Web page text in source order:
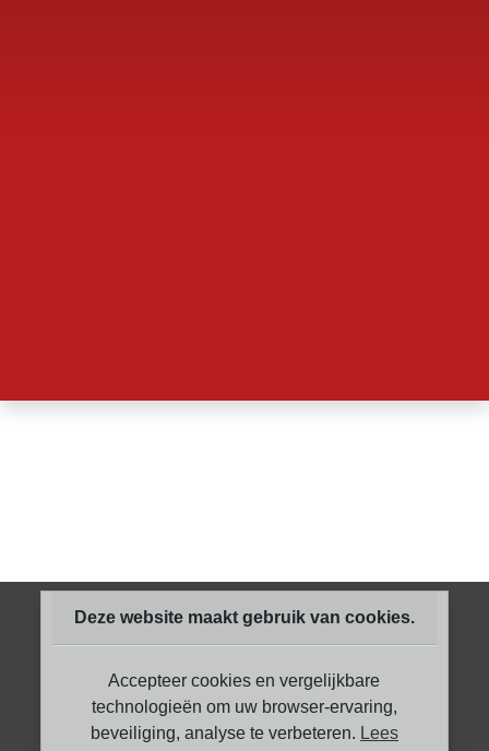
Deze website maakt gebruik van cookies.
Accepteer cookies en vergelijkbare
technologieën om uw browser-ervaring,
beveiliging, analyse te verbeteren. Lees